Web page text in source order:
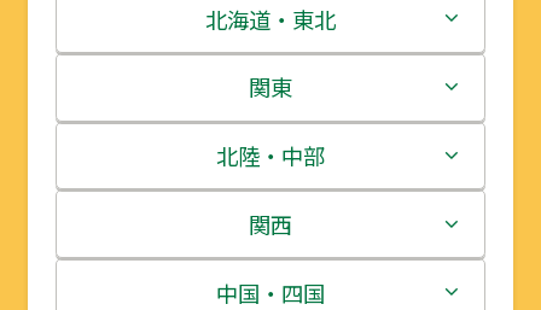
北海道・東北
北海道
青森県
岩手県
宮城県
関東
茨城県
栃木県
群馬県
北陸・中部
新潟県
富山県
関西
三重県
中国・四国